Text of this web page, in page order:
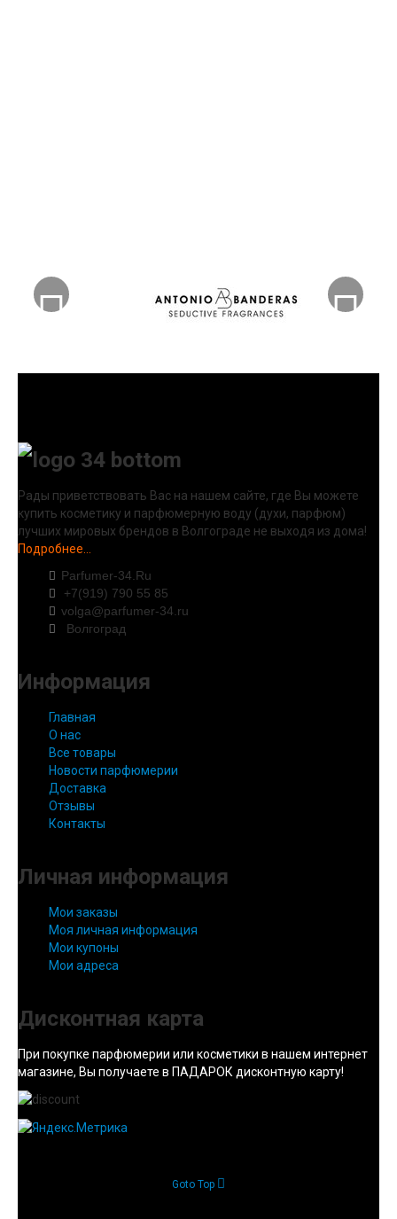
Рады приветствовать Вас на нашем сайте, где Вы можете
купить косметику и парфюмерную воду (духи, парфюм)
лучших мировых брендов в Волгограде не выходя из дома!
Подробнее...
Parfumer-34.Ru
+7(919) 790 55 85
volga@parfumer-34.ru
Волгоград
Информация
Главная
О нас
Все товары
Новости парфюмерии
Доставка
Отзывы
Контакты
Личная информация
Мои заказы
Моя личная информация
Мои купоны
Мои адреса
Дисконтная карта
При покупке парфюмерии или косметики в нашем интернет
магазине, Вы получаете в ПАДАРОК дисконтную карту!
Goto Top